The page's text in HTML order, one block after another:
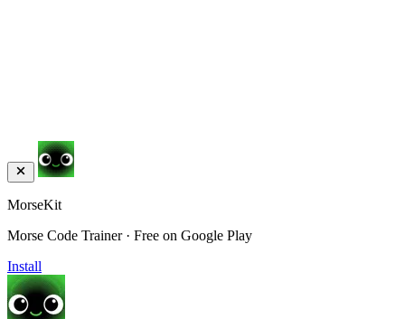
MorseKit
Morse Code Trainer · Free on Google Play
Install